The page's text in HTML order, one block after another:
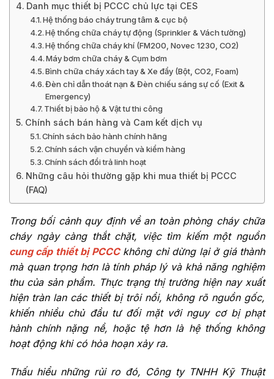
Danh mục thiết bị PCCC chủ lực tại CES
Hệ thống báo cháy trung tâm & cục bộ
Hệ thống chữa cháy tự động (Sprinkler & Vách tường)
Hệ thống chữa cháy khí (FM200, Novec 1230, CO2)
Máy bơm chữa cháy & Cụm bơm
Bình chữa cháy xách tay & Xe đẩy (Bột, CO2, Foam)
Đèn chỉ dẫn thoát nạn & Đèn chiếu sáng sự cố (Exit &
Emergency)
Thiết bị bảo hộ & Vật tư thi công
Chính sách bán hàng và Cam kết dịch vụ
Chính sách bảo hành chính hãng
Chính sách vận chuyển và kiểm hàng
Chính sách đổi trả linh hoạt
Những câu hỏi thường gặp khi mua thiết bị PCCC
(FAQ)
Trong bối cảnh quy định về an toàn phòng cháy chữa
cháy ngày càng thắt chặt, việc tìm kiếm một nguồn
cung cấp thiết bị PCCCkhông chỉ dừng lại ở giá thành
mà quan trọng hơn là tính pháp lý và khả năng nghiệm
thu của sản phẩm. Thực trạng thị trường hiện nay xuất
hiện tràn lan các thiết bị trôi nổi, không rõ nguồn gốc,
khiến nhiều chủ đầu tư đối mặt với nguy cơ bị phạt
hành chính nặng nề, hoặc tệ hơn là hệ thống không
hoạt động khi có hỏa hoạn xảy ra.
Thấu hiểu những rủi ro đó, Công ty TNHH Kỹ Thuật